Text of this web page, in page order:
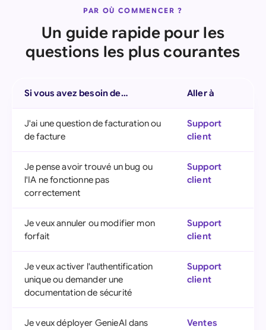
PAR OÙ COMMENCER ?
Un guide rapide pour les
questions les plus courantes
Si vous avez besoin de… Aller à
J'ai une question de facturation ou
de facture
Support
client
Je pense avoir trouvé un bug ou
l'IA ne fonctionne pas
correctement
Support
client
Je veux annuler ou modifier mon
forfait
Support
client
Je veux activer l'authentification
unique ou demander une
documentation de sécurité
Support
client
Je veux déployer GenieAI dans
Ventes